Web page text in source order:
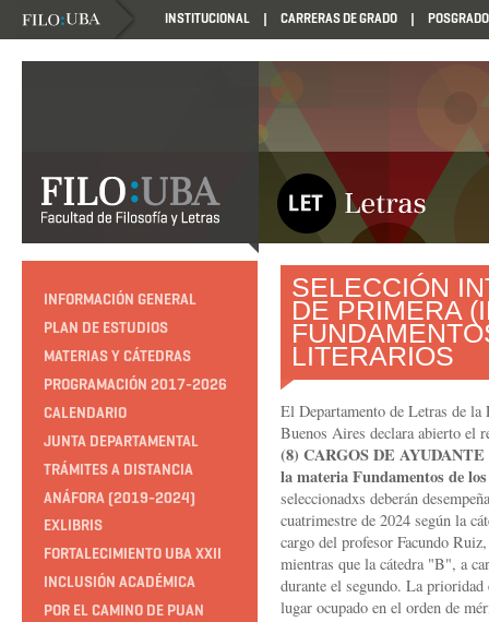
INSTITUCIONAL CARRERAS DE GRADO POSGRADO
INFORMACIÓN GENERAL
PLAN DE ESTUDIOS
MATERIAS Y CÁTEDRAS
PROGRAMACIÓN 2017-2026
CALENDARIO
JUNTA DEPARTAMENTAL
TRÁMITES A DISTANCIA
ANÁFORA (2019-2024)
EXLIBRIS
FORTALECIMIENTO UBA XXII
INCLUSIÓN ACADÉMICA
POR EL CAMINO DE PUAN
SELECCIÓN
DE PRIMERA
LITERARIOS
El Departamento de Letras de
Buenos Aires declara abierto el
(8) CARGOS DE
la materia Fundamentos de
seleccionadxs deberán
cuatrimestre de 2024 según la
cargo del profesor Facundo
mientras que la cátedra "B", a
durante el segundo. La prioridad
lugar ocupado en el orden de